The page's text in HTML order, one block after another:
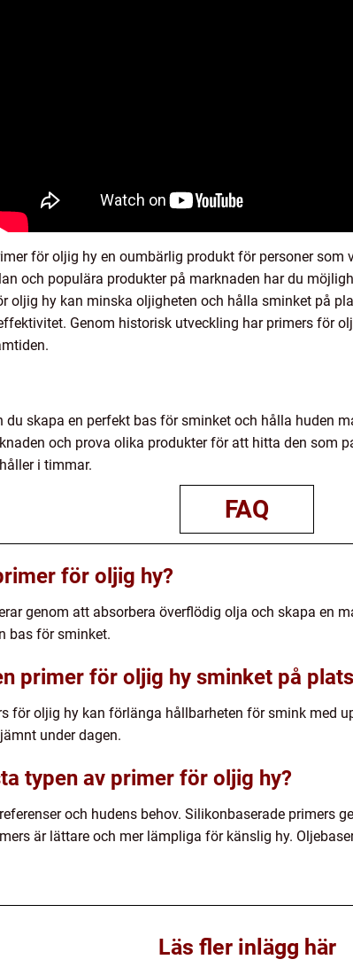
för oljig hy en oumbärlig produkt för personer
och populära produkter på marknaden har du
oljig hy kan minska oljigheten och hålla sminket på
Genom historisk utveckling har primers för
du skapa en perfekt bas för sminket och hålla huden
och prova olika produkter för att hitta den som
i timmar.
FAQ
för oljig hy?
genom att absorbera överflödig olja och skapa en
bas för sminket.
primer för oljig hy sminket på
för oljig hy kan förlänga hållbarheten för smink med
under dagen.
typen av primer för oljig hy?
och hudens behov. Silikonbaserade primers
är lättare och mer lämpliga för känslig hy.
Läs fler inlägg här